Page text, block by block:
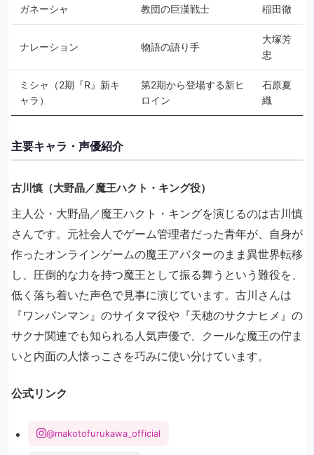
ガネーシャ 教団の巨漢戦士 稲田徹
ナレーション 物語の語り手
大塚芳
忠
ミシャ（2期『R』新キ
ャラ）
第2期から登場する新ヒ
ロイン
石原夏
織
主要キャラ・声優紹介
古川慎（大野晶／魔王ハクト・キング役）
主人公・大野晶／魔王ハクト・キングを演じるのは古川慎
さんです。元社会人でゲーム管理者だった青年が、自身が
作ったオンラインゲームの魔王アバターのまま異世界転移
し、圧倒的な力を持つ魔王として振る舞うという難役を、
低く落ち着いた声色で見事に演じています。古川さんは
『ワンパンマン』のサイタマ役や『天穂のサクナヒメ』の
サクナ関連でも知られる人気声優で、クールな魔王の佇ま
いと内面の人懐っこさを巧みに使い分けています。
公式リンク
@makotofurukawa_official